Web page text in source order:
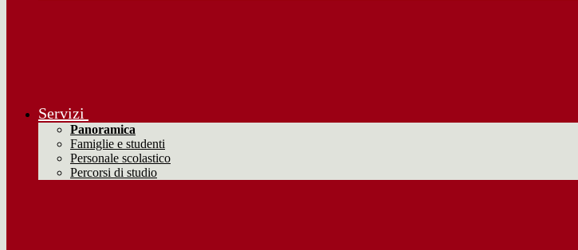
Servizi
Panoramica
Famiglie e studenti
Personale scolastico
Percorsi di studio